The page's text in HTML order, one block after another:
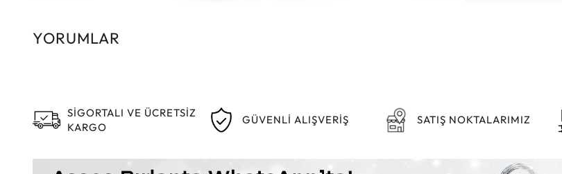
YORUMLAR
SİGORTALI VE ÜCRETSİZ
KARGO
GÜVENLİ ALIŞVERİŞ SATIŞ NOKTALARIMIZ